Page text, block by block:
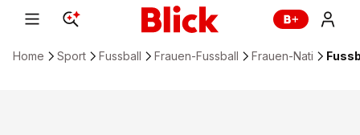
Home Sport Fussball Frauen-Fussball Frauen-Nati